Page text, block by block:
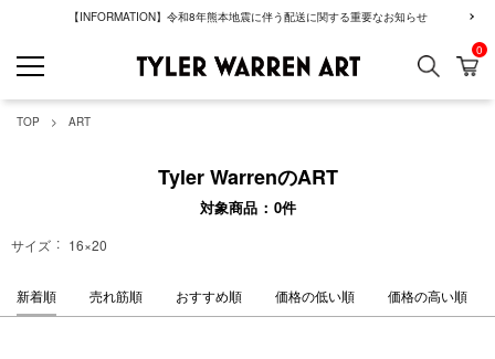
【INFORMATION】令和8年熊本地震に伴う配送に関する重要なお知らせ
GREENROOM
検索 カ
0
TOP ART
Tyler WarrenのART
対象商品 0件
サイズ 16×20
新着順 売れ筋順 おすすめ順 価格の低い順 価格の高い順